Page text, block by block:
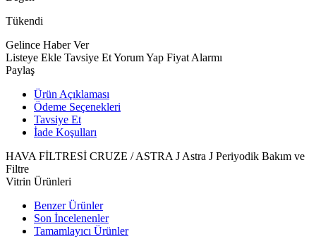
Tükendi
Gelince Haber Ver
Listeye Ekle Tavsiye EtYorum Yap Fiyat Alarmı
Paylaş
Ürün Açıklaması
Ödeme Seçenekleri
Tavsiye Et
İade Koşulları
HAVA FİLTRESİ CRUZE / ASTRA J Astra J Periyodik Bakım ve
Filtre
Vitrin Ürünleri
Benzer Ürünler
Son İncelenenler
Tamamlayıcı Ürünler